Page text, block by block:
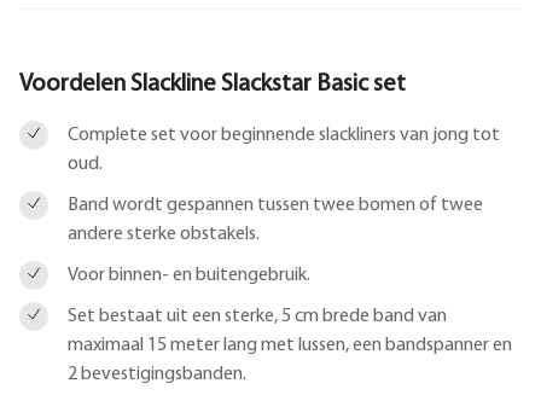
Voordelen Slackline Slackstar Basic set
Complete set voor beginnende slackliners van jong tot
oud.
Band wordt gespannen tussen twee bomen of twee
andere sterke obstakels.
Voor binnen- en buitengebruik.
Set bestaat uit een sterke, 5 cm brede band van
maximaal 15 meter lang met lussen, een bandspanner en
2 bevestigingsbanden.